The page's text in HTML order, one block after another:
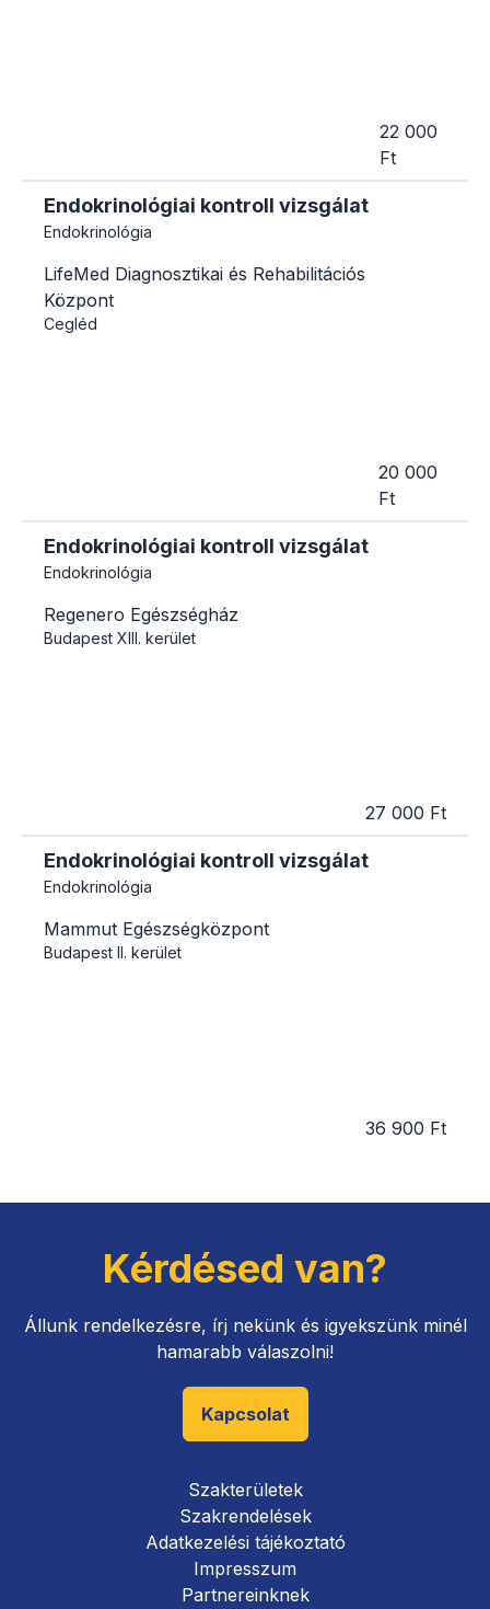
22 000
Ft
Endokrinológiai kontroll vizsgálat
Endokrinológia
LifeMed Diagnosztikai és Rehabilitációs
Központ
Cegléd
20 000
Ft
Endokrinológiai kontroll vizsgálat
Endokrinológia
Regenero Egészségház
Budapest XIII. kerület
27 000 Ft
Endokrinológiai kontroll vizsgálat
Endokrinológia
Mammut Egészségközpont
Budapest II. kerület
36 900 Ft
Kérdésed van?
Állunk rendelkezésre, írj nekünk és igyekszünk minél
hamarabb válaszolni!
Kapcsolat
Szakterületek
Szakrendelések
Adatkezelési tájékoztató
Impresszum
Partnereinknek